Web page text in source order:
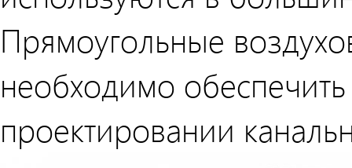
Прямоугольные
необходимо
проектировании